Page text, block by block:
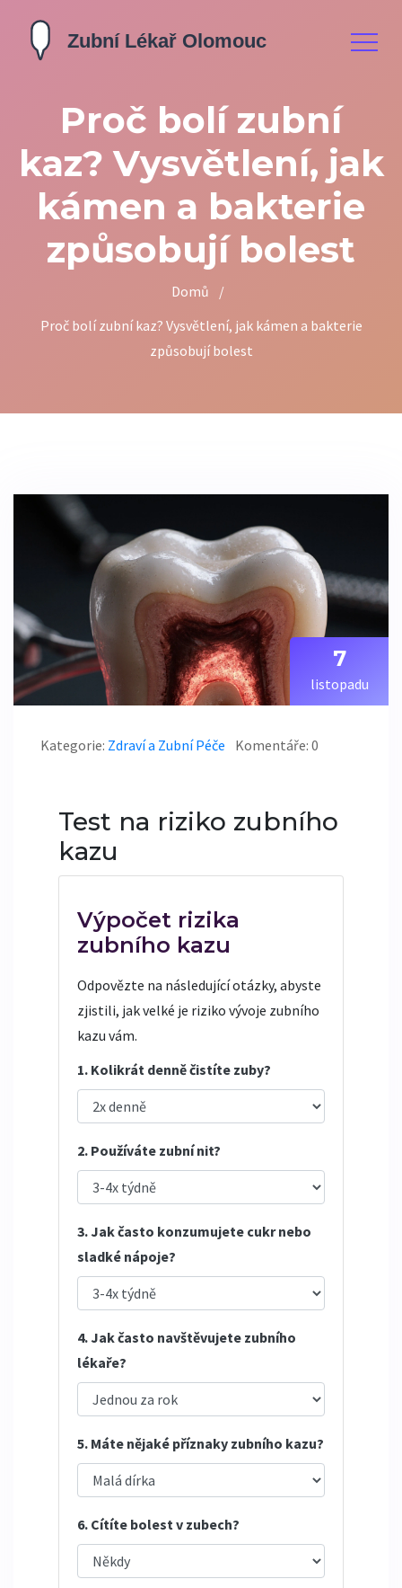
Proč bolí zubní
kaz? Vysvětlení, jak
kámen a bakterie
způsobují bolest
Domů
/
Proč bolí zubní kaz? Vysvětlení, jak kámen a bakterie
způsobují bolest
7
listopadu
Kategorie: Zdraví a Zubní Péče Komentáře: 0
Test na riziko zubního
kazu
Výpočet rizika
zubního kazu
Odpovězte na následující otázky, abyste
zjistili, jak velké je riziko vývoje zubního
kazu vám.
1. Kolikrát denně čistíte zuby?
2. Používáte zubní nit?
3. Jak často konzumujete cukr nebo
sladké nápoje?
4. Jak často navštěvujete zubního
lékaře?
5. Máte nějaké příznaky zubního kazu?
6. Cítíte bolest v zubech?